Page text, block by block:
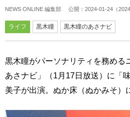
NEWS ONLINE 編集部 公開： 2024-01-24 （
ライフ 黒木瞳 黒木瞳のあさナビ
黒木瞳がパーソナリティを務める
あさナビ」（1月17日放送）に「
美子が出演。ぬか床（ぬかみそ）